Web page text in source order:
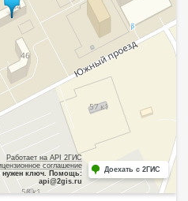
Работает на API 2ГИС
соглашение
нужен ключ. Помощь:
api@2gis.ru
Доехать с 2ГИС